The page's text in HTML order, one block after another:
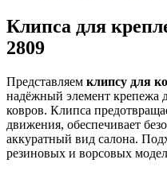
Клипса для
2809
Представляем клипсу для
надёжный элемент крепежа
ковров. Клипса
движения, обеспечивает
аккуратный вид салона.
резиновых и ворсовых